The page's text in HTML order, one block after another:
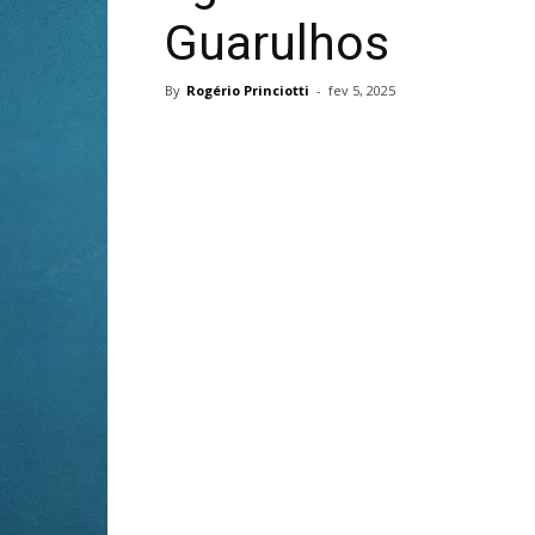
Guarulhos
By Rogério Princiotti - fev 5, 2025